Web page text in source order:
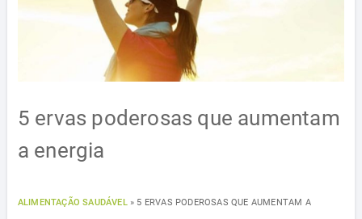
5 ervas poderosas que aumentam
a energia
ALIMENTAÇÃO SAUDÁVEL» 5 ERVAS PODEROSAS QUE AUMENTAM A